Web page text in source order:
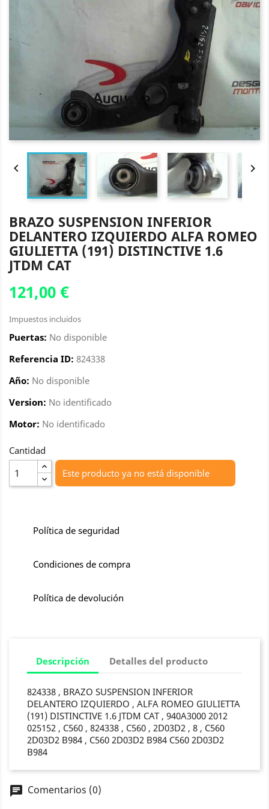
 
BRAZO SUSPENSION INFERIOR
DELANTERO IZQUIERDO ALFA ROMEO
GIULIETTA (191) DISTINCTIVE 1.6
JTDM CAT
121,00 €
Impuestos incluidos
Puertas: No disponible
Referencia ID: 824338
Año: No disponible
Version: No identificado
Motor: No identificado
Cantidad
Este producto ya no está disponible
Política de seguridad
Condiciones de compra
Política de devolución
Descripción Detalles del producto
824338 , BRAZO SUSPENSION INFERIOR
DELANTERO IZQUIERDO , ALFA ROMEO GIULIETTA
(191) DISTINCTIVE 1.6 JTDM CAT , 940A3000 2012
025152 , C560 , 824338 , C560 , 2D03D2 , 8 , C560
2D03D2 B984 , C560 2D03D2 B984 C560 2D03D2
B984
chat Comentarios (0)